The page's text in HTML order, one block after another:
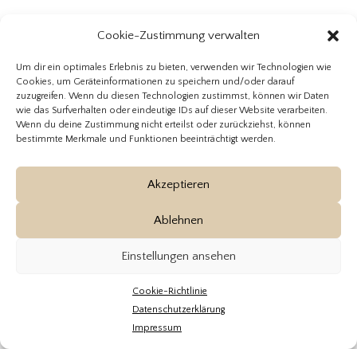
Cookie-Zustimmung verwalten
Um dir ein optimales Erlebnis zu bieten, verwenden wir Technologien wie
Cookies, um Geräteinformationen zu speichern und/oder darauf
zuzugreifen. Wenn du diesen Technologien zustimmst, können wir Daten
wie das Surfverhalten oder eindeutige IDs auf dieser Website verarbeiten.
Wenn du deine Zustimmung nicht erteilst oder zurückziehst, können
bestimmte Merkmale und Funktionen beeinträchtigt werden.
Akzeptieren
Ablehnen
Einstellungen ansehen
Cookie-Richtlinie
Datenschutzerklärung
Impressum
© hochzeitsfotograf-hochzeitsvideo.de 2023 |impressum
Datenschutzerklärung